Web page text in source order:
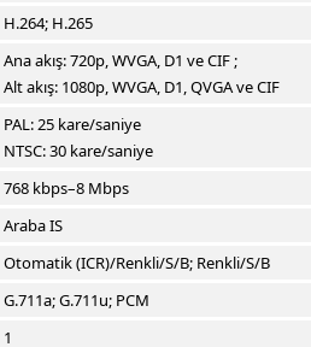
H.264; H.265
Ana akış: 720p, WVGA, D1 ve CIF ;
Alt akış: 1080p, WVGA, D1, QVGA ve CIF
PAL: 25 kare/saniye
NTSC: 30 kare/saniye
768 kbps–8 Mbps
Araba IS
Otomatik (ICR)/Renkli/S/B; Renkli/S/B
G.711a; G.711u; PCM
1